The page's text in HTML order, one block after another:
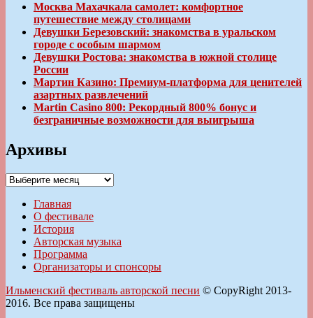
Москва Махачкала самолет: комфортное
путешествие между столицами
Девушки Березовский: знакомства в уральском
городе с особым шармом
Девушки Ростова: знакомства в южной столице
России
Мартин Казино: Премиум-платформа для ценителей
азартных развлечений
Martin Casino 800: Рекордный 800% бонус и
безграничные возможности для выигрыша
Архивы
Архивы
Главная
О фестивале
История
Авторская музыка
Программа
Организаторы и спонсоры
Ильменский фестиваль авторской песни © CopyRight 2013-
2016. Все права защищены